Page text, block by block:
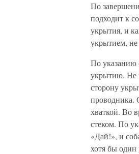
По
подходит к
укрытия, и
укрытием,
По указанию
укрытию. Не
сторону
проводника.
хваткой. Во
стеком. По
«Дай!», и
хотя бы один